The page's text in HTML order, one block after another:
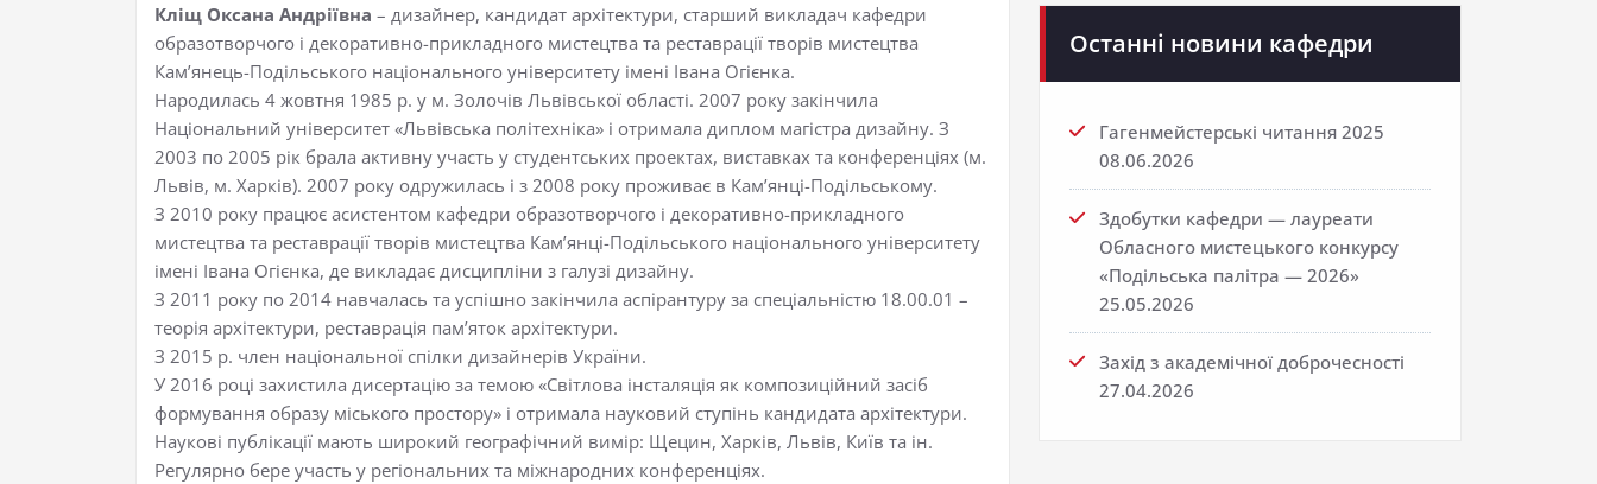
Кліщ Оксана Андріївна – дизайнер, кандидат архітектури, старший викладач кафедри
образотворчого і декоративно-прикладного мистецтва та реставрації творів мистецтва
Кам’янець-Подільського національного університету імені Івана Огієнка.
Народилась 4 жовтня 1985 р. у м. Золочів Львівської області. 2007 року закінчила
Національний університет «Львівська політехніка» і отримала диплом магістра дизайну. З
2003 по 2005 рік брала активну участь у студентських проектах, виставках та конференціях (м.
Львів, м. Харків). 2007 року одружилась і з 2008 року проживає в Кам’янці-Подільському.
З 2010 року працює асистентом кафедри образотворчого і декоративно-прикладного
мистецтва та реставрації творів мистецтва Кам’янці-Подільського національного університету
імені Івана Огієнка, де викладає дисципліни з галузі дизайну.
З 2011 року по 2014 навчалась та успішно закінчила аспірантуру за спеціальністю 18.00.01 –
теорія архітектури, реставрація пам’яток архітектури.
З 2015 р. член національної спілки дизайнерів України.
У 2016 році захистила дисертацію за темою «Світлова інсталяція як композиційний засіб
формування образу міського простору» і отримала науковий ступінь кандидата архітектури.
Наукові публікації мають широкий географічний вимір: Щецин, Харків, Львів, Київ та ін.
Регулярно бере участь у регіональних та міжнародних конференціях.
Останні новини кафедри
Гагенмейстерські читання 2025
08.06.2026
Здобутки кафедри — лауреати
Обласного мистецького конкурсу
«Подільська палітра — 2026»
25.05.2026
Захід з академічної доброчесності
27.04.2026